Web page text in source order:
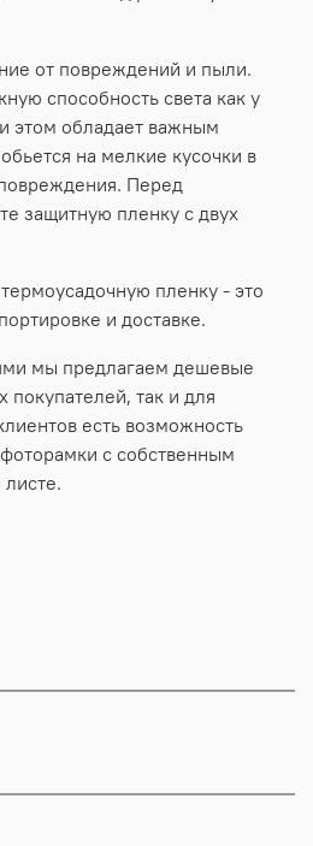
от повреждений и пыли.
способность света как у
этом обладает важным
на мелкие кусочки в
Перед
защитную пленку с двух
пленку - это
и доставке.
мы предлагаем дешевые
покупателей, так и для
есть возможность
с собственным